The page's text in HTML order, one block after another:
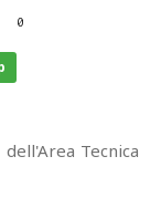
0
Tecnica